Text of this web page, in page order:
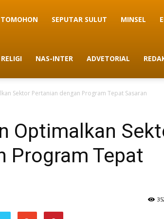
TOMOHON SEPUTAR SULUT MINSEL
RELIGI NAS-INTER ADVETORIAL
Sektor Pertanian dengan Program Tepat Sasaran
Optimalkan
Program Tepat